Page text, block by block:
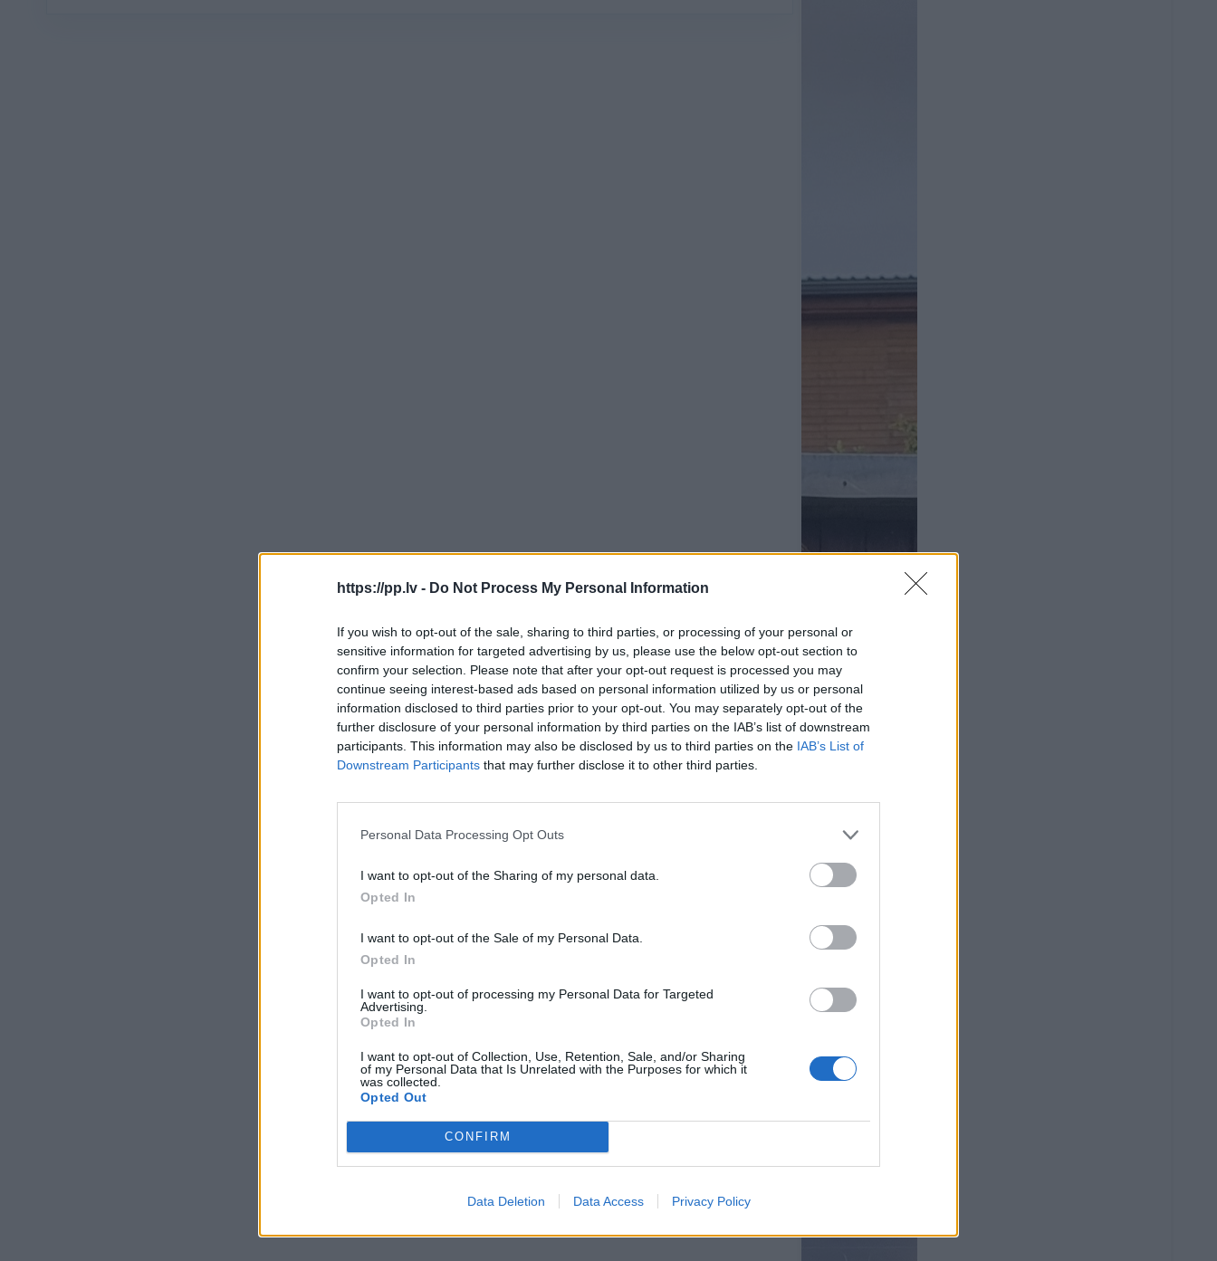
https://pp.lv - Do Not Process My Personal Information
If you wish to opt-out of the sale, sharing to third parties, or processing of your personal or
sensitive information for targeted advertising by us, please use the below opt-out section to
confirm your selection. Please note that after your opt-out request is processed you may
continue seeing interest-based ads based on personal information utilized by us or personal
information disclosed to third parties prior to your opt-out. You may separately opt-out of the
further disclosure of your personal information by third parties on the IAB’s list of downstream
participants. This information may also be disclosed by us to third parties on the IAB’s List of
Downstream Participants that may further disclose it to other third parties.
Personal Data Processing Opt Outs
I want to opt-out of the Sharing of my personal data.
Opted In
I want to opt-out of the Sale of my Personal Data.
Opted In
I want to opt-out of processing my Personal Data for Targeted
Advertising.
Opted In
I want to opt-out of Collection, Use, Retention, Sale, and/or Sharing
of my Personal Data that Is Unrelated with the Purposes for which it
was collected.
Opted Out
CONFIRM
Data Deletion Data Access Privacy Policy